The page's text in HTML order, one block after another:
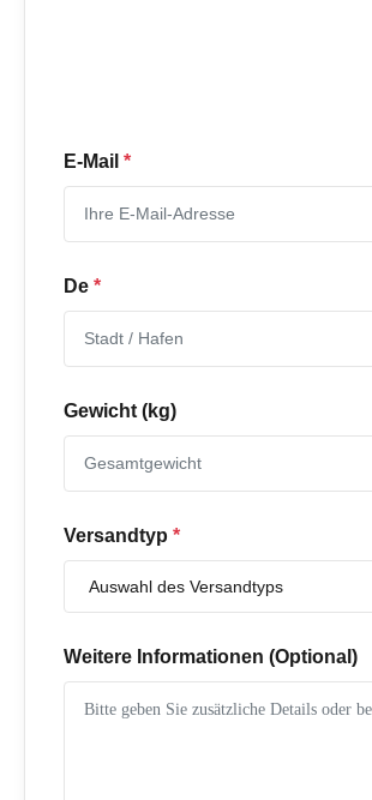
E-Mail *
De *
Gewicht (kg)
Versandtyp *
Weitere Informationen (Optional)